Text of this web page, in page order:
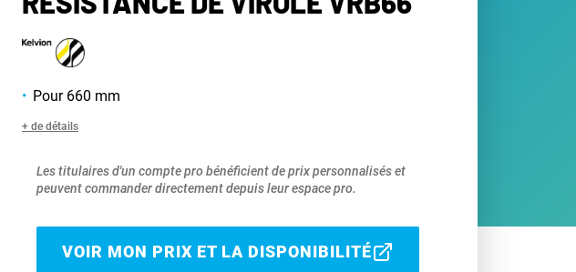
Pour 660 mm
+ de détails
Les titulaires d'un compte pro bénéficient de prix personnalisés et
peuvent commander directement depuis leur espace pro.
VOIR MON PRIX ET LA DISPONIBILITÉ